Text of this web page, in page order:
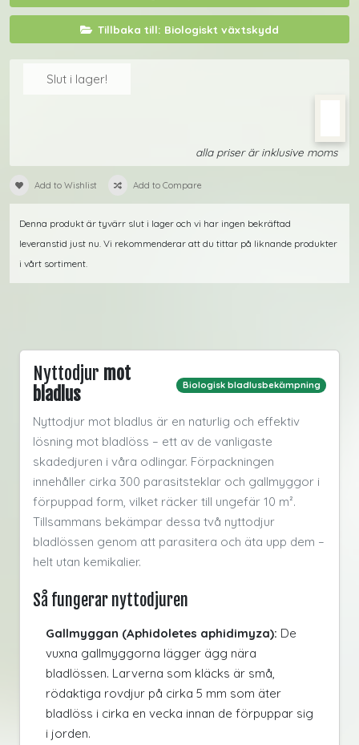
Tillbaka till: Biologiskt växtskydd
Slut i lager!
alla priser är inklusive moms
Add to Wishlist Add to Compare
Denna produkt är tyvärr slut i lager och vi har ingen bekräftad
leveranstid just nu. Vi rekommenderar att du tittar på liknande produkter
i vårt sortiment.
Nyttodjur mot
bladlus
Biologisk bladlusbekämpning
Nyttodjur mot bladlus är en naturlig och effektiv
lösning mot bladlöss – ett av de vanligaste
skadedjuren i våra odlingar. Förpackningen
innehåller cirka 300 parasitsteklar och gallmyggor i
förpuppad form, vilket räcker till ungefär 10 m².
Tillsammans bekämpar dessa två nyttodjur
bladlössen genom att parasitera och äta upp dem –
helt utan kemikalier.
Så fungerar nyttodjuren
Gallmyggan (Aphidoletes aphidimyza): De
vuxna gallmyggorna lägger ägg nära
bladlössen. Larverna som kläcks är små,
rödaktiga rovdjur på cirka 5 mm som äter
bladlöss i cirka en vecka innan de förpuppar sig
i jorden.